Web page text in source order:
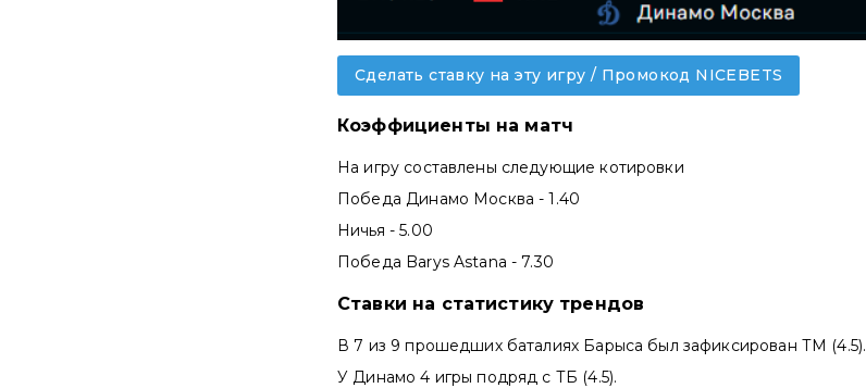
Сделать ставку на эту игру / Промокод NICEBETS
Коэффициенты на матч
На игру составлены следующие котировки
Победа Динамо Москва - 1.40
Ничья - 5.00
Победа Barys Astana - 7.30
Ставки на статистику трендов
В 7 из 9 прошедших баталиях Барыса был зафиксирован ТМ (4.5).
У Динамо 4 игры подряд с ТБ (4.5).